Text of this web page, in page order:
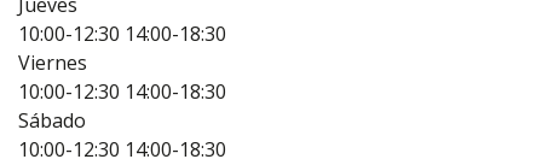
10:00-12:30 14:00-18:30
Viernes
10:00-12:30 14:00-18:30
Sábado
10:00-12:30 14:00-18:30